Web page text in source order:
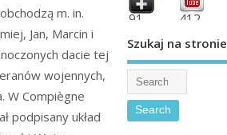
m. in.
Jan, Marcin i
dacie tej
wojennych,
W Compiègne
podpisany układ
91 412
Szukaj na stronie